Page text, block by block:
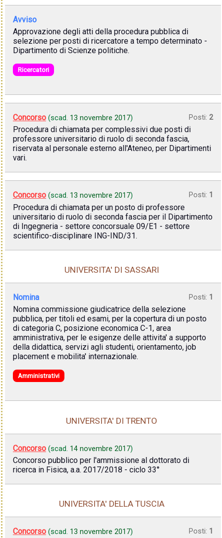
Avviso
Approvazione degli atti della procedura pubblica di
selezione per posti di ricercatore a tempo determinato -
Dipartimento di Scienze politiche.
Ricercatori
Concorso (scad. 13 novembre 2017) Posti: 2
Procedura di chiamata per complessivi due posti di
professore universitario di ruolo di seconda fascia,
riservata al personale esterno all'Ateneo, per Dipartimenti
vari.
Concorso (scad. 13 novembre 2017) Posti: 1
Procedura di chiamata per un posto di professore
universitario di ruolo di seconda fascia per il Dipartimento
di Ingegneria - settore concorsuale 09/E1 - settore
scientifico-disciplinare ING-IND/31.
UNIVERSITA' DI SASSARI
Nomina Posti: 1
Nomina commissione giudicatrice della selezione
pubblica, per titoli ed esami, per la copertura di un posto
di categoria C, posizione economica C-1, area
amministrativa, per le esigenze delle attivita' a supporto
della didattica, servizi agli studenti, orientamento, job
placement e mobilita' internazionale.
Amministrativi
UNIVERSITA' DI TRENTO
Concorso (scad. 14 novembre 2017)
Concorso pubblico per l'ammissione al dottorato di
ricerca in Fisica, a.a. 2017/2018 - ciclo 33°
UNIVERSITA' DELLA TUSCIA
Concorso (scad. 13 novembre 2017) Posti: 1